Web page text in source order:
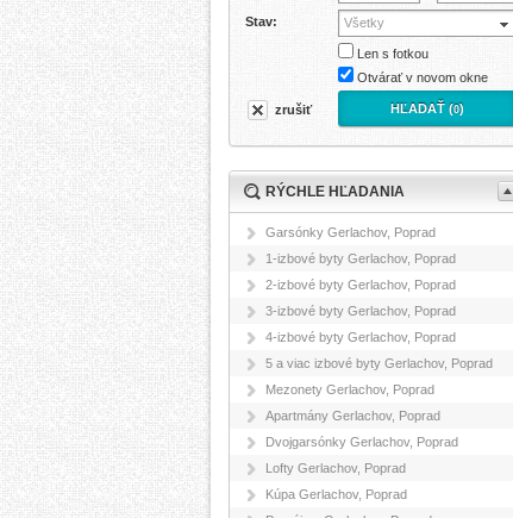
Stav: Všetky
Len s fotkou
Otvárať v novom okne
zrušiť HĽADAŤ (0)
RÝCHLE HĽADANIA
Garsónky Gerlachov, Poprad
1-izbové byty Gerlachov, Poprad
2-izbové byty Gerlachov, Poprad
3-izbové byty Gerlachov, Poprad
4-izbové byty Gerlachov, Poprad
5 a viac izbové byty Gerlachov, Poprad
Mezonety Gerlachov, Poprad
Apartmány Gerlachov, Poprad
Dvojgarsónky Gerlachov, Poprad
Lofty Gerlachov, Poprad
Kúpa Gerlachov, Poprad